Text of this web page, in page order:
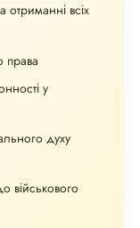
отриманні всіх
права
у
духу
військового